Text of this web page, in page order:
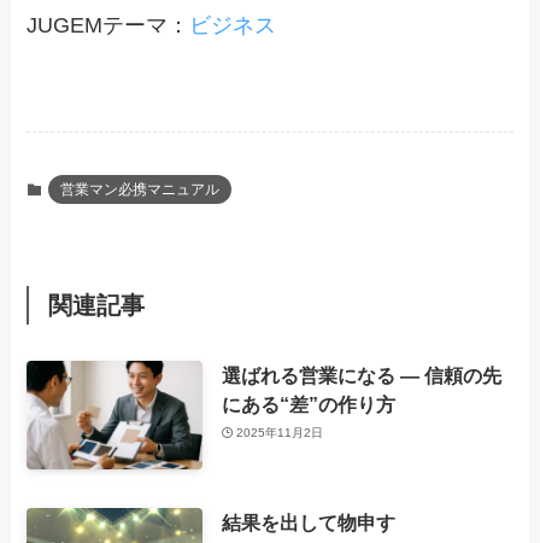
JUGEMテーマ： ビジネス
営業マン必携マニュアル
関連記事
選ばれる営業になる ― 信頼の先
にある“差”の作り方
2025年11月2日
結果を出して物申す